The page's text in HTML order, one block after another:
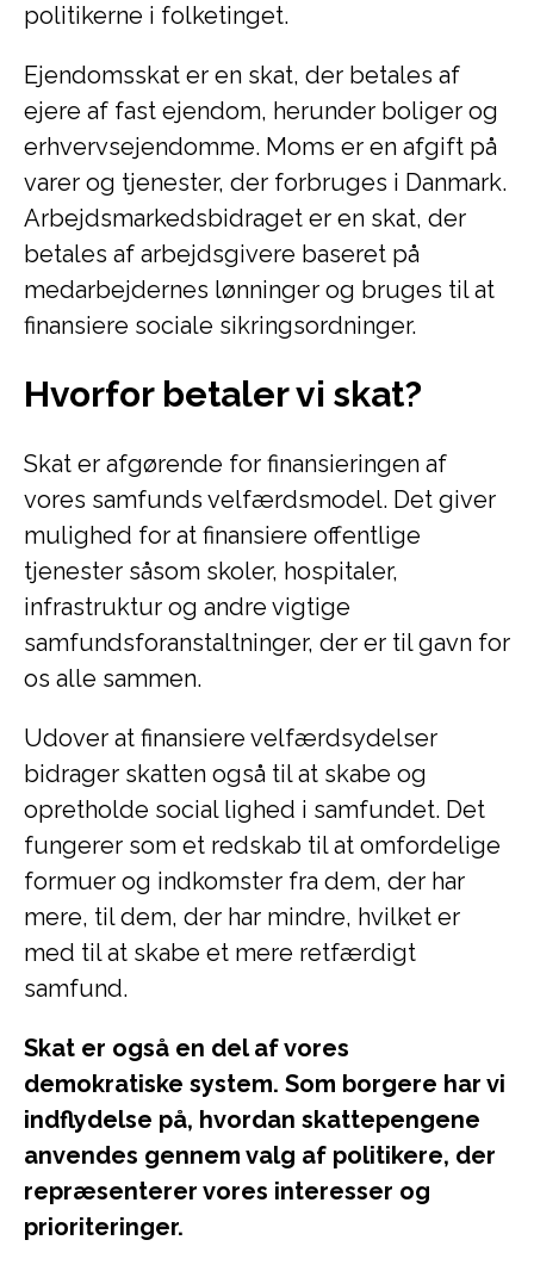
politikerne i folketinget.
Ejendomsskat er en skat, der betales af
ejere af fast ejendom, herunder boliger og
erhvervsejendomme. Moms er en afgift på
varer og tjenester, der forbruges i Danmark.
Arbejdsmarkedsbidraget er en skat, der
betales af arbejdsgivere baseret på
medarbejdernes lønninger og bruges til at
finansiere sociale sikringsordninger.
Hvorfor betaler vi skat?
Skat er afgørende for finansieringen af
vores samfunds velfærdsmodel. Det giver
mulighed for at finansiere offentlige
tjenester såsom skoler, hospitaler,
infrastruktur og andre vigtige
samfundsforanstaltninger, der er til gavn for
os alle sammen.
Udover at finansiere velfærdsydelser
bidrager skatten også til at skabe og
opretholde social lighed i samfundet. Det
fungerer som et redskab til at omfordelige
formuer og indkomster fra dem, der har
mere, til dem, der har mindre, hvilket er
med til at skabe et mere retfærdigt
samfund.
Skat er også en del af vores
demokratiske system. Som borgere har vi
indflydelse på, hvordan skattepengene
anvendes gennem valg af politikere, der
repræsenterer vores interesser og
prioriteringer.